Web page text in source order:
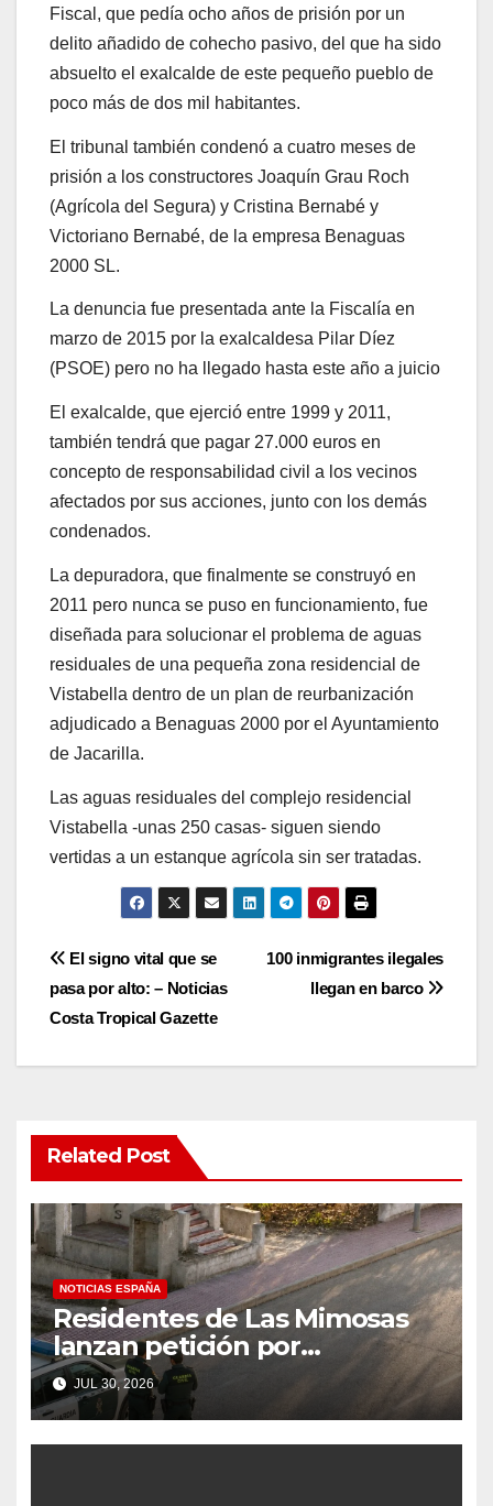
Fiscal, que pedía ocho años de prisión por un
delito añadido de cohecho pasivo, del que ha sido
absuelto el exalcalde de este pequeño pueblo de
poco más de dos mil habitantes.
El tribunal también condenó a cuatro meses de
prisión a los constructores Joaquín Grau Roch
(Agrícola del Segura) y Cristina Bernabé y
Victoriano Bernabé, de la empresa Benaguas
2000 SL.
La denuncia fue presentada ante la Fiscalía en
marzo de 2015 por la exalcaldesa Pilar Díez
(PSOE) pero no ha llegado hasta este año a juicio
El exalcalde, que ejerció entre 1999 y 2011,
también tendrá que pagar 27.000 euros en
concepto de responsabilidad civil a los vecinos
afectados por sus acciones, junto con los demás
condenados.
La depuradora, que finalmente se construyó en
2011 pero nunca se puso en funcionamiento, fue
diseñada para solucionar el problema de aguas
residuales de una pequeña zona residencial de
Vistabella dentro de un plan de reurbanización
adjudicado a Benaguas 2000 por el Ayuntamiento
de Jacarilla.
Las aguas residuales del complejo residencial
Vistabella -unas 250 casas- siguen siendo
vertidas a un estanque agrícola sin ser tratadas.
Post
navigation
100 inmigrantes ilegales
llegan en barco
El signo vital que se
pasa por alto: – Noticias
Costa Tropical Gazette
Related Post
NOTICIAS ESPAÑA
Residentes de Las Mimosas
lanzan petición por
disminución ‘inaceptable’ de
servicios básicos – The Leader
JUL 30, 2026